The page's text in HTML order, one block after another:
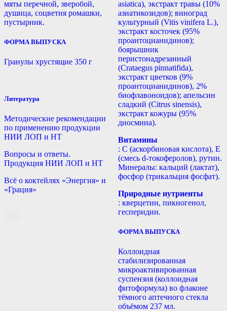
мяты перечной, зверобой,
душица, соцветия ромашки,
пустырник.
ФОРМА ВЫПУСКА
Гранулы хрустящие 350 г
Литература
Методические рекомендации
по применению продукции
НИИ ЛОП и НТ
Вопросы и ответы.
Продукция НИИ ЛОП и НТ
Всё о коктейлях «Энергия» и
«Грация»
asiatica), экстракт травы (10%
азиатикозидов); виноград
культурный (Vitis vinifera L.),
экстракт косточек (95%
проантоцианидинов);
боярышник
перистонадрезанный
(Crataegus pinnatifida),
экстракт цветков (9%
проантоцианидинов), 2%
биофлавоноидов); апельсин
сладкий (Citrus sinensis),
экстракт кожуры (95%
диосмина).
Витамины
: С (аскорбиновая кислота), Е
(смесь d-токоферолов), рутин.
Минералы: кальций (лактат),
фосфор (трикальция фосфат).
Природные нутриенты
: кверцетин, пикногенол,
гесперидин.
ФОРМА ВЫПУСКА
Коллоидная
стабилизированная
микроактивированная
суспензия (коллоидная
фитоформула) во флаконе
тёмного аптечного стекла
объёмом 237 мл.